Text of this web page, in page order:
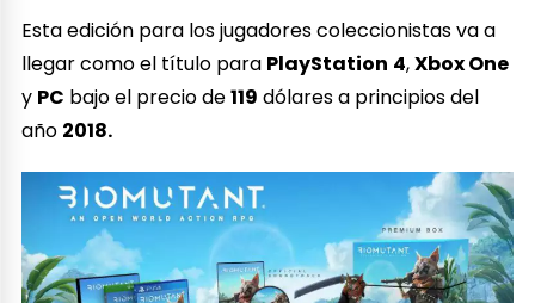
Esta edición para los jugadores coleccionistas va a
llegar como el título para PlayStation 4,Xbox One
y PC bajo el precio de119 dólares a principios del
año 2018.